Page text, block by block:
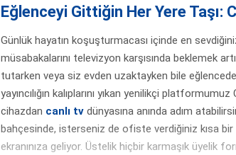
Eğlenceyi Gittiğin Her Yere Taşı:
Günlük hayatın koşuşturmacası içinde en
müsabakalarını televizyon karşısında beklemek
tutarken veya siz evden uzaktayken bile
yayıncılığın kalıplarını yıkan yenilikçi
cihazdan canlı tv dünyasına anında adım
bahçesinde, isterseniz de ofiste verdiğiniz kısa
ekranınıza geliyor. Üstelik hiçbir karmaşık üyelik